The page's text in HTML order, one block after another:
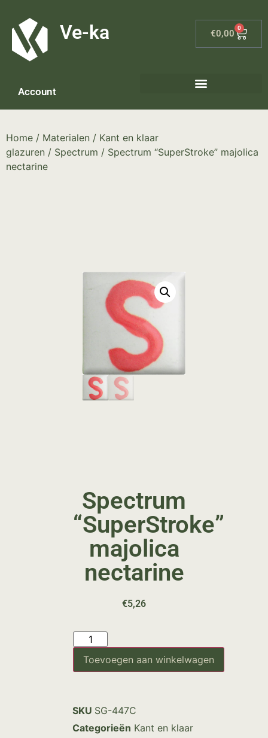
Ve-ka €0,00
0
Account
Home / Materialen / Kant en klaar
glazuren / Spectrum / Spectrum “SuperStroke” majolica
nectarine
Spectrum
“SuperStroke”
majolica
nectarine
€5,26
Toevoegen aan winkelwagen
SKU SG-447C
Categorieën Kant en klaar